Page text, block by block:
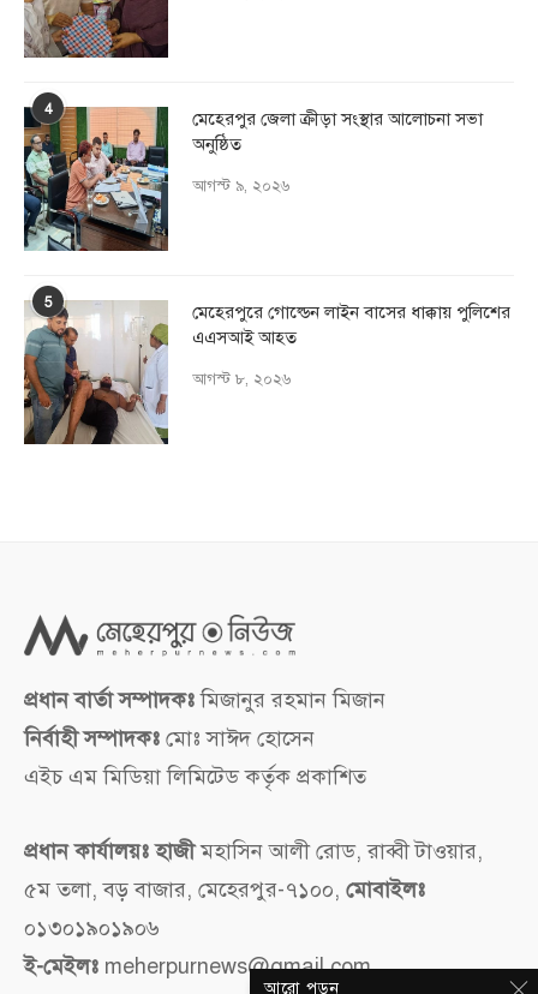
4
মেহেরপুর জেলা ক্রীড়া সংস্থার আলোচনা সভা
অনুষ্ঠিত
আগস্ট ৯, ২০২৬
5
মেহেরপুরে গোল্ডেন লাইন বাসের ধাক্কায় পুলিশের
এএসআই আহত
আগস্ট ৮, ২০২৬
প্রধান বার্তা সম্পাদকঃমিজানুর রহমান মিজান
নির্বাহী সম্পাদকঃ মোঃ সাঈদ হোসেন
এইচ এম মিডিয়া লিমিটেড কর্তৃক প্রকাশিত
প্রধান কার্যালয়ঃ হাজীমহাসিন আলী রোড, রাব্বী টাওয়ার,
৫ম তলা, বড় বাজার, মেহেরপুর-৭১০০, মোবাইলঃ
০১৩০১৯০১৯০৬
ই-মেইলঃ meherpurnews@gmail.com
আরো পড়ুন